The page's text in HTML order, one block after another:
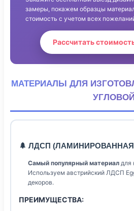
замеры, покажем образцы
стоимость с учетом всех
Рассчитать
МАТЕРИАЛЫ ДЛЯ
УГЛОВОЙ
🌲 ЛДСП
Самый популярный материал для
Используем австрийский ЛДСП
декоров.
ПРЕИМУЩЕСТВА: